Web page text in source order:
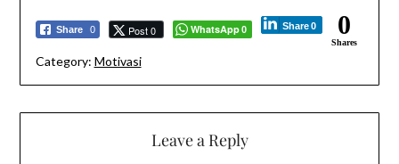
Share 0 Post 0 WhatsApp 0 Share 0 0
Shares
Category: Motivasi
Leave a Reply